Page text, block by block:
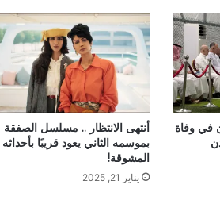
في وفاة
أنتهى الانتظار .. مسلسل الصفقة
بموسمه الثاني يعود قريبًا بأحداثه
المشوقة!
يناير 21, 2025